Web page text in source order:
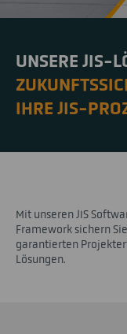
UNSERE JIS-
IHRE JIS-
Mit unseren JIS
Framework sichern
garantierten
Lösungen.